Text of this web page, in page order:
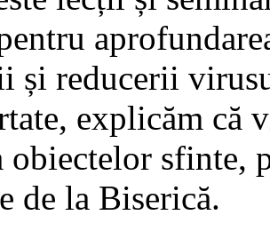
și reducerii
explicăm că
obiectelor sfinte,
de la Biserică.